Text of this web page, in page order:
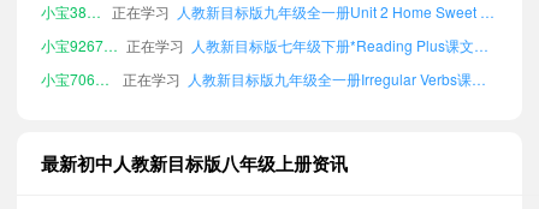
小宝926758 正在学习
人教新目标版七年级下册*Reading Plus课文朗读
小宝706974
正在学习
人教新目标版九年级全一册Irregular Verbs课文朗读
小宝292432
正在学习
人教新目标版九年级全一册Unit 6 Plan for Yourself课文朗读
小宝928675
正在学习
最新初中人教新目标版八年级上册资讯